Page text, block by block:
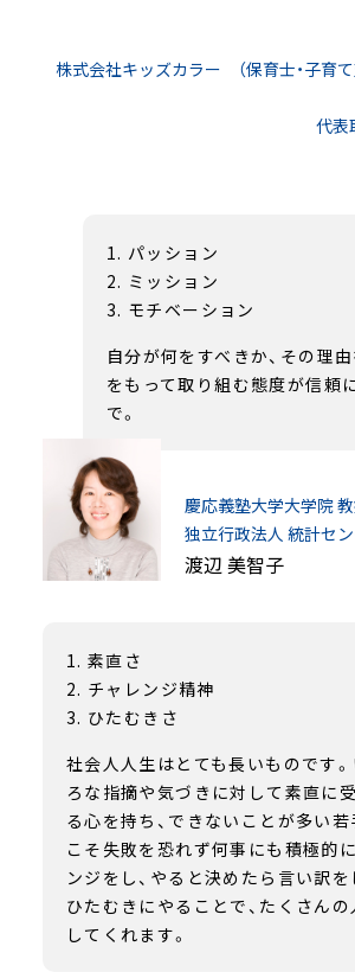
株式会社キッズカラー （保育士・子育
代表
パッション
ミッション
モチベーション
自分が何をすべきか、その理
をもって取り組む態度が信頼
で。
慶応義塾大学大学院
独立行政法人 統計セ
渡辺 美智子
素直さ
チャレンジ精神
ひたむきさ
社会人人生はとても長いものです
ろな指摘や気づきに対して素直に
る心を持ち、できないことが多い若
こそ失敗を恐れず何事にも積極的
ンジをし、やると決めたら言い訳
ひたむきにやることで、たくさんの
してくれます。